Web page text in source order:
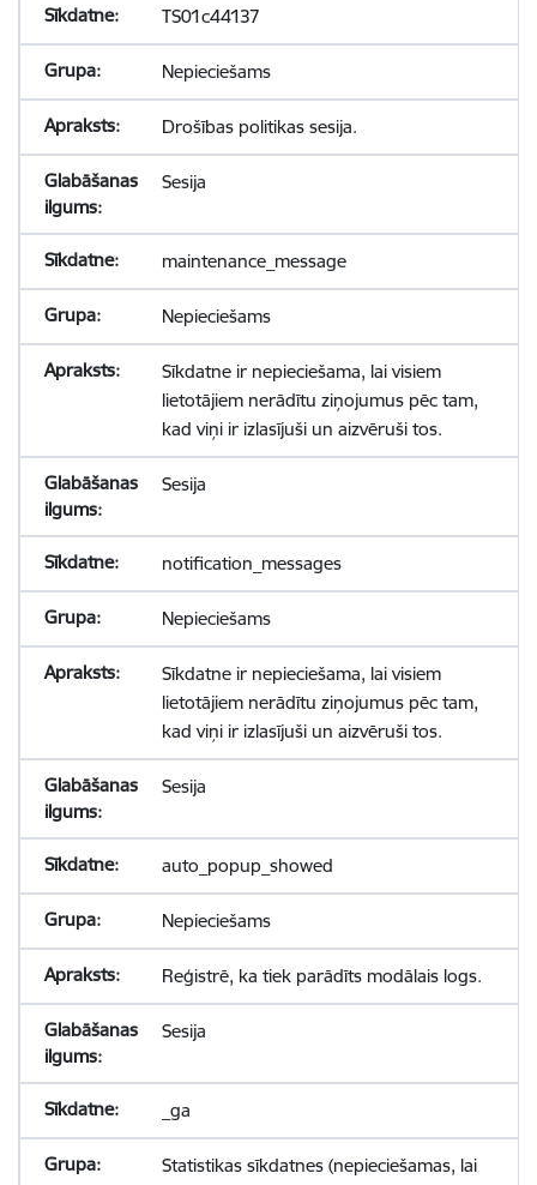
TS01c44137
Nepieciešams
Drošības politikas sesija.
Sesija
maintenance_message
Nepieciešams
Sīkdatne ir nepieciešama, lai visiem
lietotājiem nerādītu ziņojumus pēc tam,
kad viņi ir izlasījuši un aizvēruši tos.
Sesija
notification_messages
Nepieciešams
Sīkdatne ir nepieciešama, lai visiem
lietotājiem nerādītu ziņojumus pēc tam,
kad viņi ir izlasījuši un aizvēruši tos.
Sesija
auto_popup_showed
Nepieciešams
Reģistrē, ka tiek parādīts modālais logs.
Sesija
_ga
Statistikas sīkdatnes (nepieciešamas, lai